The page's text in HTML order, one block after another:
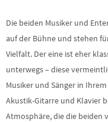
Die beiden Musiker und
auf der Bühne und stehen
Vielfalt. Der eine ist eher
unterwegs – diese
Musiker und Sänger in
Akustik-Gitarre und Klavier
Atmosphäre, die die beiden